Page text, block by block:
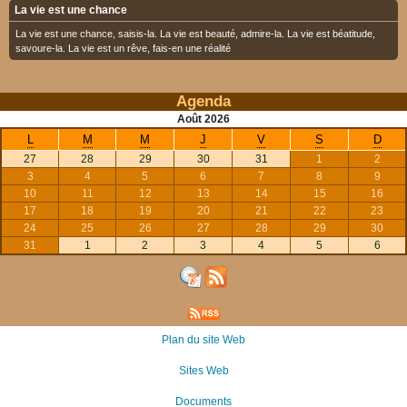
La vie est une chance
La vie est une chance, saisis-la. La vie est beauté, admire-la. La vie est béatitude,
savoure-la. La vie est un rêve, fais-en une réalité
Agenda
Août 2026
L M M J V S D
27 28 29 30 31 1
2
3
4 5 6 7 8
9
10
11 12 13 14 15
16
17
18 19 20 21 22
23
24
25 26 27 28 29
30
31
1 2 3 4 5 6
Plan du site Web
Sites Web
Documents